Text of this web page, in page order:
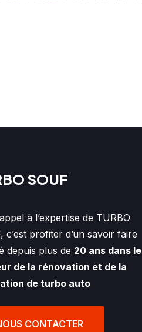
SOUF
à l’expertise de TURBO
c’est profiter d’un savoir faire
depuis plus de 20 ans dans le
de la rénovation et de la
de turbo auto
CONTACTER